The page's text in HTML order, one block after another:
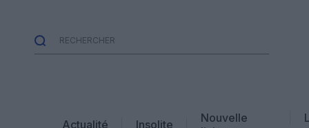
Actualité Insolite
Nouvelle